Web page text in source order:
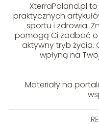
XterraPoland.pl
praktycznych
sportu i zdrowia.
pomogą Ci zadbać o
aktywny tryb życia.
wpłyną na
Materiały na